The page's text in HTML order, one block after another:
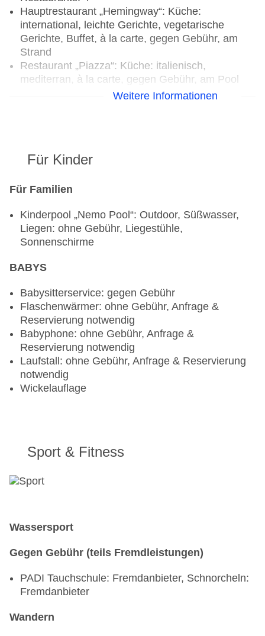
Hauptrestaurant „Hemingway“: Küche:
international, leichte Gerichte, vegetarische
Gerichte, Buffet, à la carte, gegen Gebühr, am
Strand
Restaurant „Piazza“: Küche: italienisch,
mediterran, à la carte, gegen Gebühr, am Pool
Restaurant „Nemo“: Küche: Fisch/Meeresfrüchte,
am Strand
Cocktailbar „Bar at Hemingway“: gegen Gebühr
Café „Café at Piazza“: gegen Gebühr
Weitere Informationen
Für Kinder
Für Familien
Kinderpool „Nemo Pool“: Outdoor, Süßwasser,
Liegen: ohne Gebühr, Liegestühle,
Sonnenschirme
BABYS
Babysitterservice: gegen Gebühr
Flaschenwärmer: ohne Gebühr, Anfrage &
Reservierung notwendig
Babyphone: ohne Gebühr, Anfrage &
Reservierung notwendig
Laufstall: ohne Gebühr, Anfrage & Reservierung
notwendig
Wickelauflage
Sport & Fitness
Wassersport
Gegen Gebühr (teils Fremdleistungen)
PADI Tauchschule: Fremdanbieter, Schnorcheln:
Fremdanbieter
Wandern